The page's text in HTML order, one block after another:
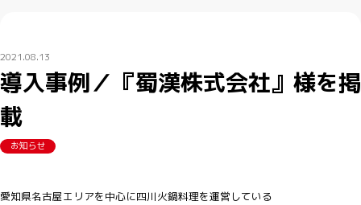
2021.08.13
導入事例／『蜀漢株式会社』様を掲
載
お知らせ
愛知県名古屋エリアを中心に四川火鍋料理を運営している